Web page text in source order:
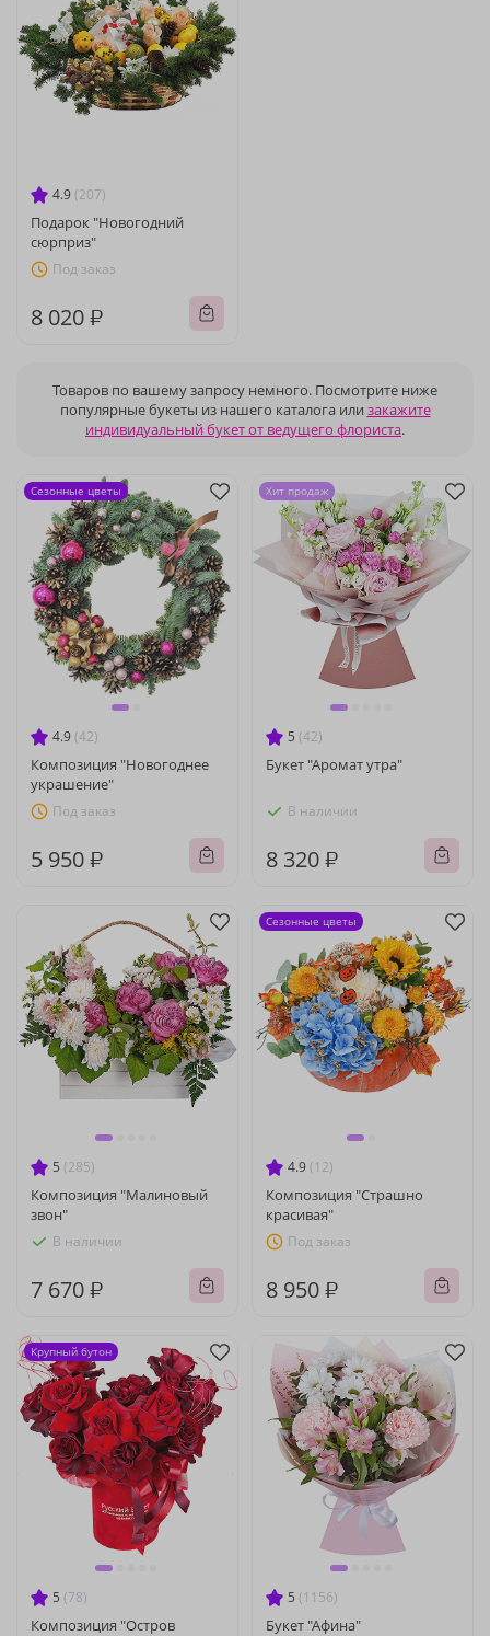
4.9 (207)
Подарок "Новогодний
сюрприз"
Под заказ
8 020 ₽
Товаров по вашему запросу немного. Посмотрите ниже
популярные букеты из нашего каталога или закажите
индивидуальный букет от ведущего флориста.
4.9 (42)
Композиция "Новогоднее
украшение"
Под заказ
5 950 ₽
Сезонные цветы
5 (42)
Букет "Аромат утра"
В наличии
8 320 ₽
Хит продаж
5 (285)
Композиция "Малиновый
звон"
В наличии
7 670 ₽
4.9 (12)
Композиция "Страшно
красивая"
Под заказ
8 950 ₽
Сезонные цветы
5 (78)
Композиция "Остров
Крупный бутон
5 (1156)
Букет "Афина"